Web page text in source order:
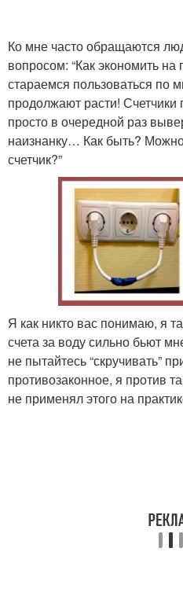
Ко мне часто обращаются
вопросом: “Как экономить
стараемся пользоваться по
продолжают расти!
просто в очередной раз
наизнанку… Как быть? Можно
счетчик?”
Я как никто вас понимаю, я
счета за воду сильно бьют
не пытайтесь “скручивать”
противозаконное, я против
не применял этого на